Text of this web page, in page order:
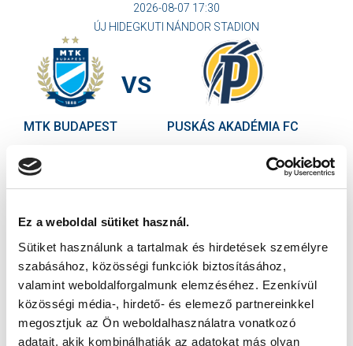
Ez a weboldal sütiket használ.
Sütiket használunk a tartalmak és hirdetések személyre
szabásához, közösségi funkciók biztosításához,
valamint weboldalforgalmunk elemzéséhez. Ezenkívül
közösségi média-, hirdető- és elemező partnereinkkel
megosztjuk az Ön weboldalhasználatra vonatkozó
adatait, akik kombinálhatják az adatokat más olyan
2026-08-07 17:30
ÚJ HIDEGKUTI NÁNDOR STADION
MTK BUDAPEST
VS
PUSKÁS AKADÉMIA FC
MTK BUDAPEST HÍRLEVÉL
Ne maradjon le egy eseményről sem! Iratkozzon fel ingyenes
Elfogadom azAdatvédelmi tájékoztatót!